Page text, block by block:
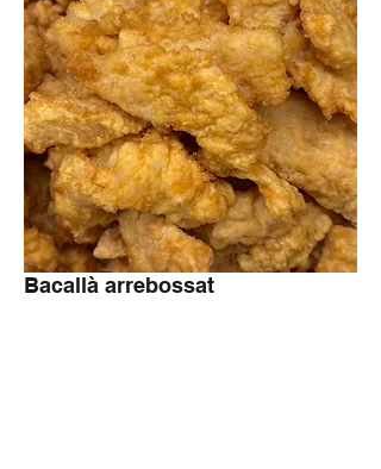
Bacallà arrebossat